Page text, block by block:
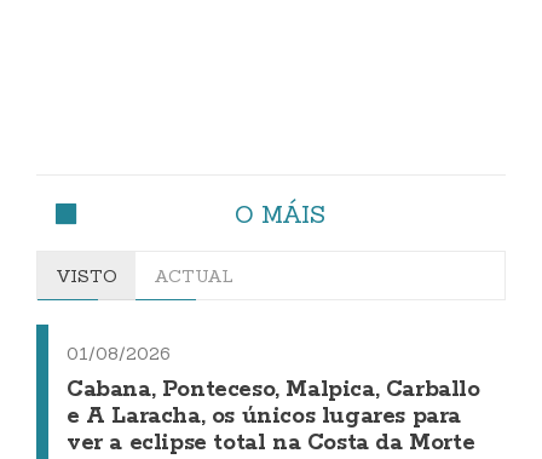
O MÁIS
VISTO ACTUAL
01/08/2026
Cabana, Ponteceso, Malpica, Carballo
e A Laracha, os únicos lugares para
ver a eclipse total na Costa da Morte